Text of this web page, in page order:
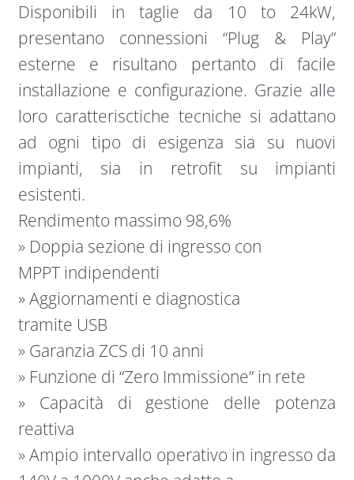
Disponibili in taglie da 10 to 24kW,
presentano connessioni “Plug & Play”
esterne e risultano pertanto di facile
installazione e configurazione. Grazie alle
loro caratterisctiche tecniche si adattano
ad ogni tipo di esigenza sia su nuovi
impianti, sia in retrofit su impianti
esistenti.
Rendimento massimo 98,6%
» Doppia sezione di ingresso con
MPPT indipendenti
» Aggiornamenti e diagnostica
tramite USB
» Garanzia ZCS di 10 anni
» Funzione di “Zero Immissione” in rete
» Capacità di gestione delle potenza
reattiva
» Ampio intervallo operativo in ingresso da